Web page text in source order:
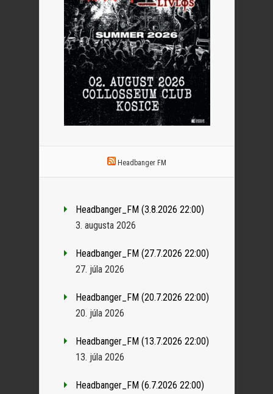
Headbanger FM
Headbanger_FM (3.8.2026 22:00)
3. augusta 2026
Headbanger_FM (27.7.2026 22:00)
27. júla 2026
Headbanger_FM (20.7.2026 22:00)
20. júla 2026
Headbanger_FM (13.7.2026 22:00)
13. júla 2026
Headbanger_FM (6.7.2026 22:00)